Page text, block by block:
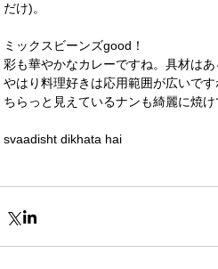
だけ)。
ミックスビーンズgood！
彩も華やかなカレーですね。具材はあ
やはり料理好きは応用範囲が広いです
ちらっと見えているナンも綺麗に焼
svaadisht dikhata hai